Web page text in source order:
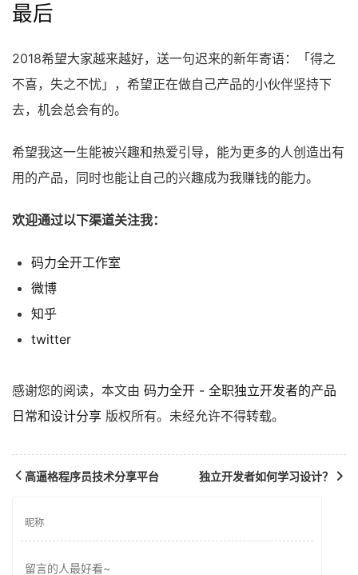
最后
2018希望大家越来越好，送一句迟来的新年寄语：「得之
不喜，失之不忧」，希望正在做自己产品的小伙伴坚持下
去，机会总会有的。
希望我这一生能被兴趣和热爱引导，能为更多的人创造出有
用的产品，同时也能让自己的兴趣成为我赚钱的能力。
欢迎通过以下渠道关注我：
码力全开工作室
微博
知乎
twitter
感谢您的阅读，本文由 码力全开 - 全职独立开发者的产品
日常和设计分享 版权所有。未经允许不得转载。
高逼格程序员技术分享平台 独立开发者如何学习设计？